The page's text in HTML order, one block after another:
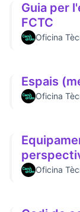
Guia per
FCTC
Oficina
Espais
Oficina
Oficina